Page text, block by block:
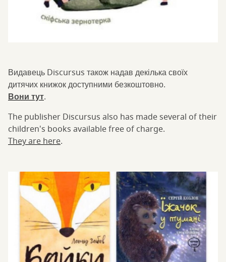
Видавець Discursus також надав декілька своїх
дитячих книжок доступними безкоштовно.
Вони тут.
The publisher Discursus also has made several of their
children's books available free of charge.
They are here.